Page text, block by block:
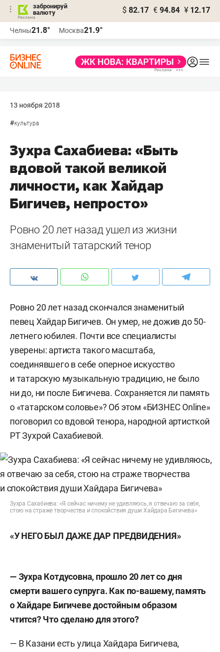
забронируй
валюту
$ 82.17 € 94.84 ¥ 12.17
Челны21.8° Москва21.9°
13 ноября 2018
#культура
Зухра Сахабиева: «Быть
вдовой такой великой
личности, как Хайдар
Бигичев, непросто»
Ровно 20 лет назад ушел из жизни
знаменитый татарский тенор
Ровно 20 лет назад скончался знаменитый
певец Хайдар Бигичев. Он умер, не дожив до 50-
летнего юбилея. Почти все специалисты
уверены: артиста такого масштаба,
соединявшего в себе оперное искусство
и татарскую музыкальную традицию, не было
ни до, ни после Бигичева. Сохраняется ли память
о «татарском соловье»? Об этом «БИЗНЕС Online»
поговорил со вдовой тенора, народной артисткой
РТ Зухрой Сахабиевой.
Зухра Сахабиева: «Я сейчас ничему не удивляюсь, я отвечаю за себя,
стою на страже творчества и спокойствия души Хайдара Бигичева»
«У НЕГО БЫЛ ДАЖЕ ДАР ПРЕДВИДЕНИЯ»
— Зухра Котдусовна, прошло 20 лет со дня
смерти вашего супруга. Как по-вашему, память
о Хайдаре Бигичеве достойным образом
чтится? Что сделано для этого?
— В Казани есть улица Хайдара Бигичева,